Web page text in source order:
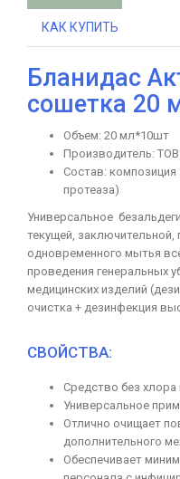
КАК КУПИТЬ
Бланидас
сошетка 20
Объем: 20 мл*10шт
Производитель:
Состав:
протеаза)
Универсальное
текущей,
одновременного мытья
проведения генеральных
медицинских изделий
очистка + дезинфекция
СВОЙСТВА:
Средство без хлора
Универсальное
Отлично очищает
дополнительного
Обеспечивает